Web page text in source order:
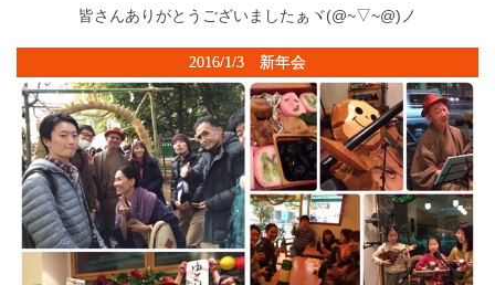
皆さんありがとうございましたぁヾ(@~▽~@)ノ
2016/1/3 新年会